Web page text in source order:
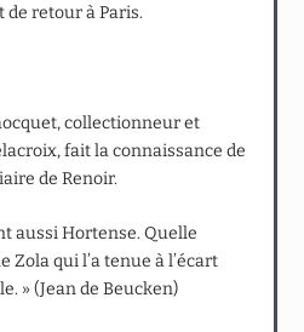
de retour à Paris.
collectionneur et
fait la connaissance de
de Renoir.
aussi Hortense. Quelle
Zola qui l’a tenue à l’écart
» (Jean de Beucken)